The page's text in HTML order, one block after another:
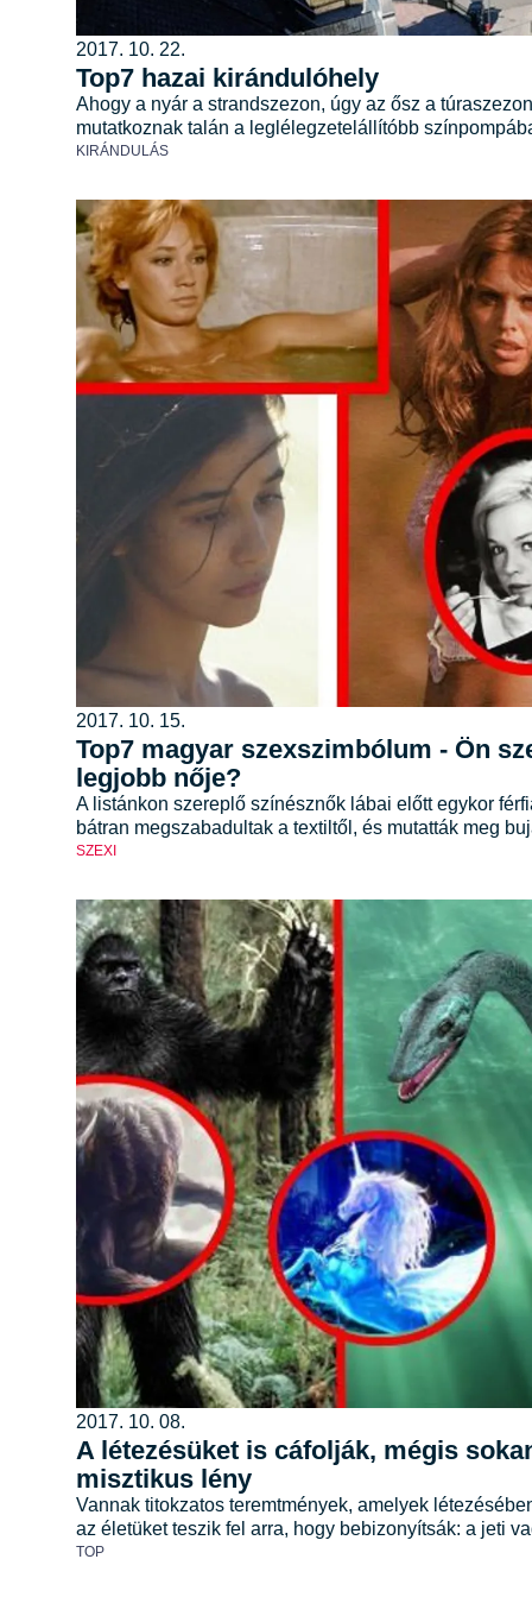
2017. 10. 22.
Top7 hazai kirándulóhely
Ahogy a nyár a strandszezon, úgy az ősz a
mutatkoznak talán a leglélegzetelállítóbb
KIRÁNDULÁS
2017. 10. 15.
Top7 magyar szexszimbólum - Ön
legjobb nője?
A listánkon szereplő színésznők lábai előtt egykor
bátran megszabadultak a textiltől, és mutatták meg
SZEXI
2017. 10. 08.
A létezésüket is cáfolják, mégis
misztikus lény
Vannak titokzatos teremtmények, amelyek
az életüket teszik fel arra, hogy bebizonyítsák: a jeti
TOP